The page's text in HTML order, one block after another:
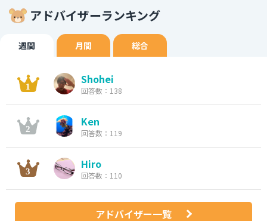
アドバイザーランキング
週間 月間 総合
Shohei
回答数：138
Ken
回答数：119
Hiro
回答数：110
アドバイザー一覧